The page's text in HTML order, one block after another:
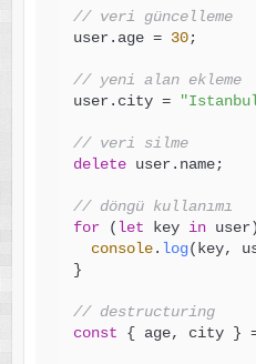
// veri güncelleme
user. age = 30;
// yeni alan ekleme
user. city =
// veri silme
delete user. name;
// döngü kullanımı
for (let key in
console. log(key,
}
// destructuring
const { age, city }